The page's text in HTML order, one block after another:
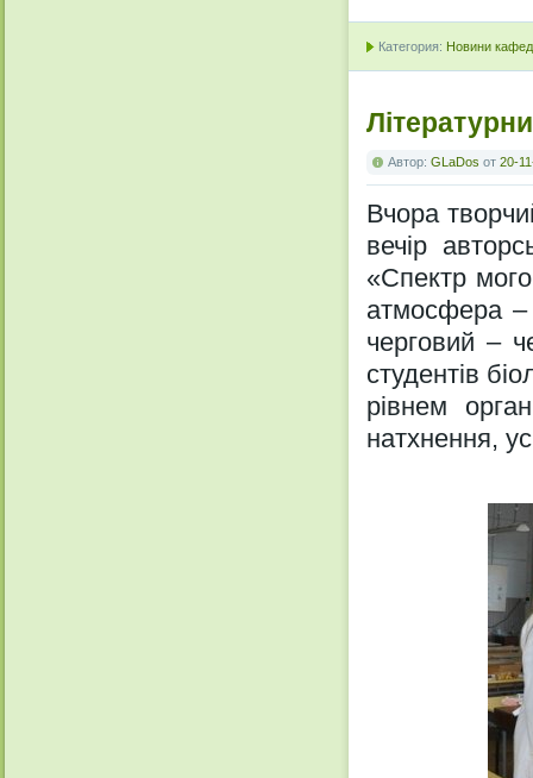
Категория: Новини
Автор: GLaDos от 20-
Вчора
вечір
«Спектр
атмосфера –
черговий –
студентів
рівнем
натхнення,